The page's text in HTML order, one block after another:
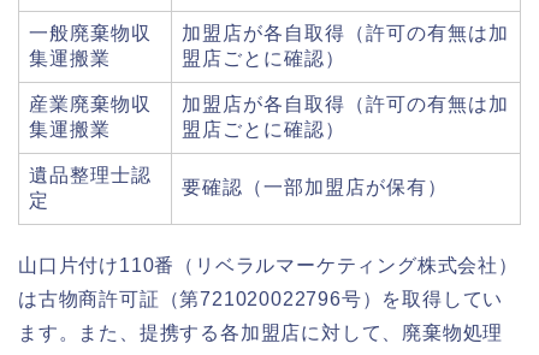
一般廃棄物収
集運搬業
加盟店が各自取得（許可の有無は加
盟店ごとに確認）
産業廃棄物収
集運搬業
加盟店が各自取得（許可の有無は加
盟店ごとに確認）
遺品整理士認
定
要確認（一部加盟店が保有）
山口片付け110番（リベラルマーケティング株式会社）
は古物商許可証（第721020022796号）を取得してい
ます。また、提携する各加盟店に対して、廃棄物処理